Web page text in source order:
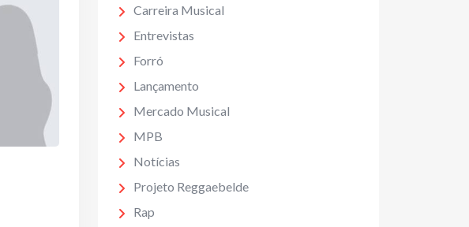
Carreira Musical
Entrevistas
Forró
Lançamento
Mercado Musical
MPB
Notícias
Projeto Reggaebelde
Rap